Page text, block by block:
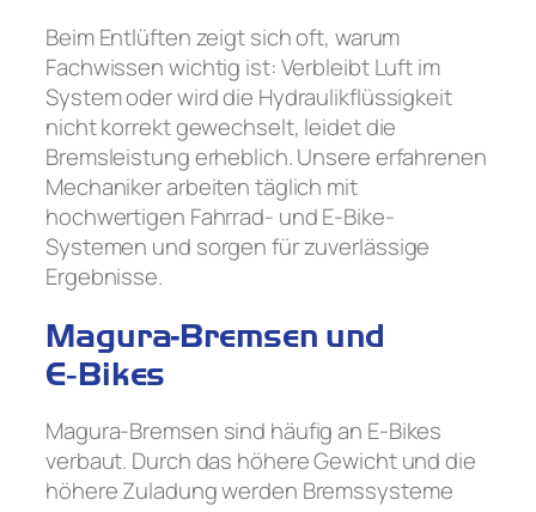
Beim Entlüften zeigt sich oft, warum
Fachwissen wichtig ist: Verbleibt Luft im
System oder wird die Hydraulikflüssigkeit
nicht korrekt gewechselt, leidet die
Bremsleistung erheblich. Unsere erfahrenen
Mechaniker arbeiten täglich mit
hochwertigen Fahrrad- und E‑Bike-
Systemen und sorgen für zuverlässige
Ergebnisse.
Magura-Bremsen und
E‑Bikes
Magura-Bremsen sind häufig an E‑Bikes
verbaut. Durch das höhere Gewicht und die
höhere Zuladung werden Bremssysteme